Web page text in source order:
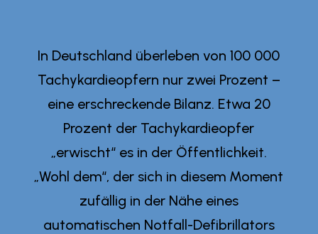
In Deutschland überleben von 100 000
Tachykardieopfern nur zwei Prozent –
eine erschreckende Bilanz. Etwa 20
Prozent der Tachykardieopfer
„erwischt“ es in der Öffentlichkeit.
„Wohl dem“, der sich in diesem Moment
zufällig in der Nähe eines
automatischen Notfall-Defibrillators